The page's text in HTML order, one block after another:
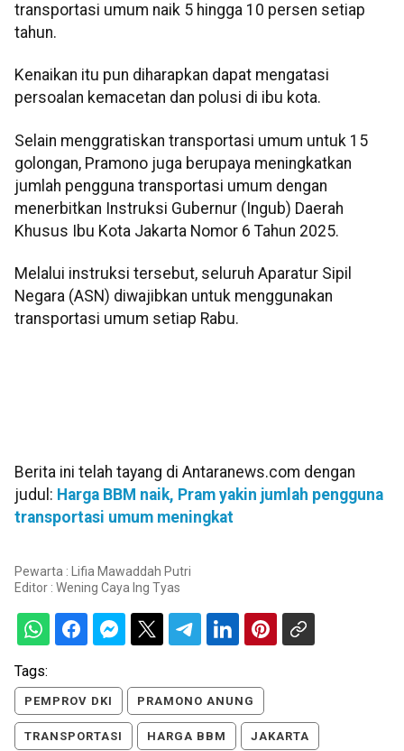
transportasi umum naik 5 hingga 10 persen setiap
tahun.
Kenaikan itu pun diharapkan dapat mengatasi
persoalan kemacetan dan polusi di ibu kota.
Selain menggratiskan transportasi umum untuk 15
golongan, Pramono juga berupaya meningkatkan
jumlah pengguna transportasi umum dengan
menerbitkan Instruksi Gubernur (Ingub) Daerah
Khusus Ibu Kota Jakarta Nomor 6 Tahun 2025.
Melalui instruksi tersebut, seluruh Aparatur Sipil
Negara (ASN) diwajibkan untuk menggunakan
transportasi umum setiap Rabu.
Berita ini telah tayang di Antaranews.com dengan
judul: Harga BBM naik, Pram yakin jumlah pengguna
transportasi umum meningkat
Pewarta : Lifia Mawaddah Putri
Editor : Wening Caya Ing Tyas
Tags:
PEMPROV DKI PRAMONO ANUNG
TRANSPORTASI HARGA BBM JAKARTA